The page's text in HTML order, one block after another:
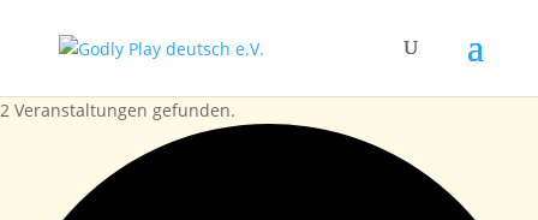
2 Veranstaltungen gefunden.